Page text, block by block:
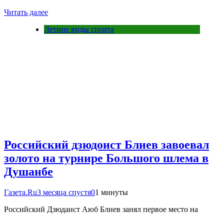
Читать далее
Летние виды спорта
Российский дзюдоист Блиев завоевал
золото на турнире Большого шлема в
Душанбе
Газета.Ru3 месяца спустя01 минуты
Российский Дзюдаист Аюб Блиев занял первое место на